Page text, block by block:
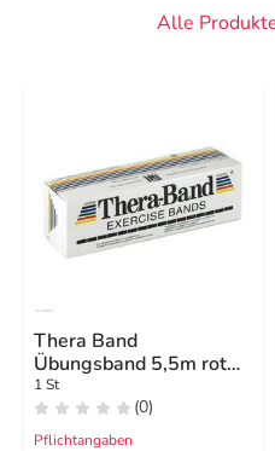
Alle
Thera Band
Übungsband 5,5m rot
mittel stark
1 St
(0)
Pflichtangaben